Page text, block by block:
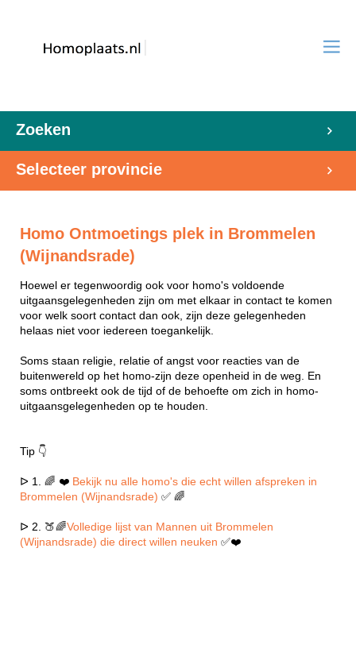
Zoeken
Selecteer provincie
Homo Ontmoetings plek in Brommelen
(Wijnandsrade)
Hoewel er tegenwoordig ook voor homo's voldoende
uitgaansgelegenheden zijn om met elkaar in contact te komen
voor welk soort contact dan ook, zijn deze gelegenheden
helaas niet voor iedereen toegankelijk.
Soms staan religie, relatie of angst voor reacties van de
buitenwereld op het homo-zijn deze openheid in de weg. En
soms ontbreekt ook de tijd of de behoefte om zich in homo-
uitgaansgelegenheden op te houden.
Tip 👇
ᐅ 1. 🌈 ❤️ Bekijk nu alle homo's die echt willen afspreken in
Brommelen (Wijnandsrade) ✅ 🌈
ᐅ 2. 🍑🌈Volledige lijst van Mannen uit Brommelen
(Wijnandsrade) die direct willen neuken ✅❤️